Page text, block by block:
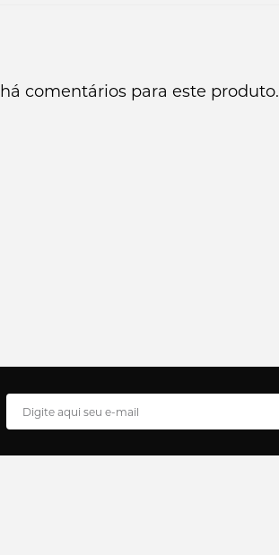
comentários para este produto.